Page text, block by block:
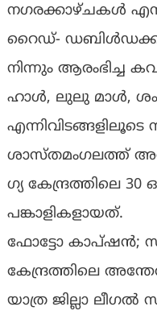
നഗരക്കാഴ്ചകൾ
റൈഡ്-
നിന്നും ആരംഭിച്ച
ഹാൾ, ലുലു മാൾ,
എന്നിവിടങ്ങളിലൂടെ
ശാസ്തമംഗലത്ത്
ഗ്യ കേന്ദ്രത്തിലെ
പങ്കാളികളായത്.
ഫോട്ടോ കാപ്ഷൻ;
കേന്ദ്രത്തിലെ
യാത്ര ജില്ലാ